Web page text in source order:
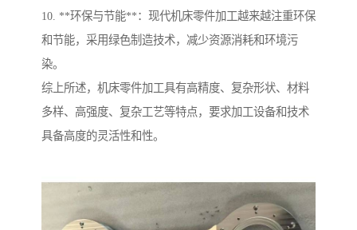
10. **环保与节能**：现代机床零件加工越来越注重环保
和节能，采用绿色制造技术，减少资源消耗和环境污
染。
综上所述，机床零件加工具有高精度、复杂形状、材料
多样、高强度、复杂工艺等特点，要求加工设备和技术
具备高度的灵活性和性。